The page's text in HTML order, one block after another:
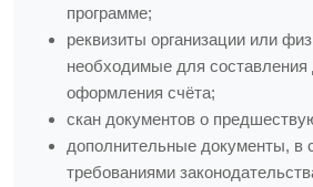
программе;
реквизиты организации или
необходимые для составления
оформления счёта;
скан документов о
дополнительные документы, в
требованиями